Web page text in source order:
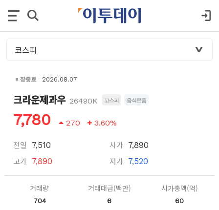
장종료 2026.08.07
크라운제과우 26490K 코스피 음식료품
7,780 270 3.60%
전일 7,510
고가 7,890
시가 7,890
저가 7,520
거래량
704
거래대금(백만)
6
시가총액(억)
60